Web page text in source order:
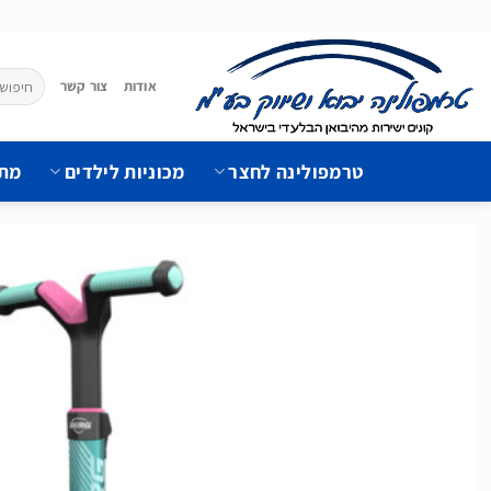
content
אודות צור קשר
חיפוש
עבור:
טרמפולינה לחצר מכוניות לילדים